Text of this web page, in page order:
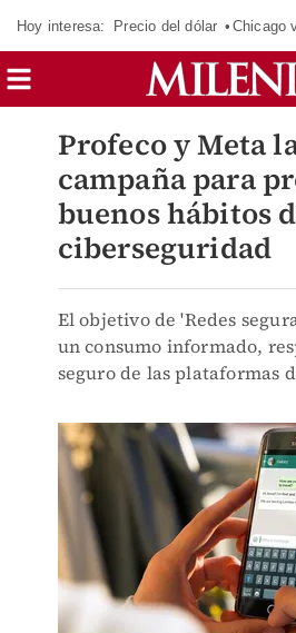
Hoy interesa: Precio del dólar Chicago
Profeco y Meta
campaña para
buenos hábitos
ciberseguridad
El objetivo de 'Redes
un consumo informado,
seguro de las plataformas